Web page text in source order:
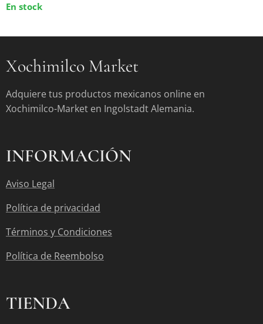
En stock
Xochimilco Market
Adquiere tus productos mexicanos online en
Xochimilco-Market en Ingolstadt Alemania.
INFORMACIÓN
Aviso Legal
Política de privacidad
Términos y Condiciones
Política de Reembolso
TIENDA